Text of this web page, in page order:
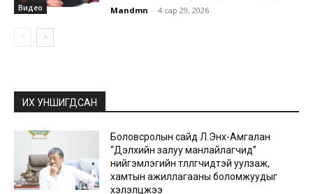
Видео Mandmn - 4 сар 29, 2026
ИХ УНШИГДСАН
Боловсролын сайд Л.Энх-Амгалан
“Дэлхийн залуу манлайлагчид”
нийгэмлэгийн төлөөлөгчидтэй уулзаж,
хамтын ажиллагааны боломжуудыг
хэлэлцжээ